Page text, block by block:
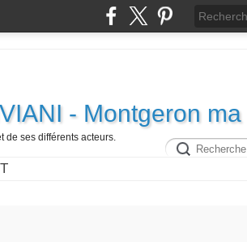
- Montgeron
de ses différents acteurs.